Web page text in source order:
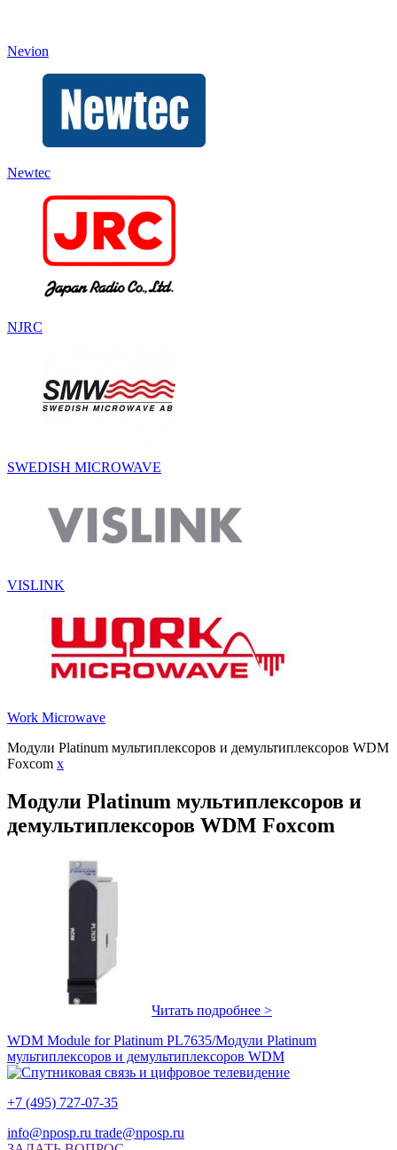
Nevion
Newtec
NJRC
SWEDISH MICROWAVE
VISLINK
Work Microwave
Модули Platinum мультиплексоров и демультиплексоров WDM
Foxcom x
Модули Platinum мультиплексоров и
демультиплексоров WDM Foxcom
Читать подробнее >
WDM Module for Platinum PL7635/Модули Platinum
мультиплексоров и демультиплексоров WDM
+7 (495) 727-07-35
info@nposp.ru trade@nposp.ru